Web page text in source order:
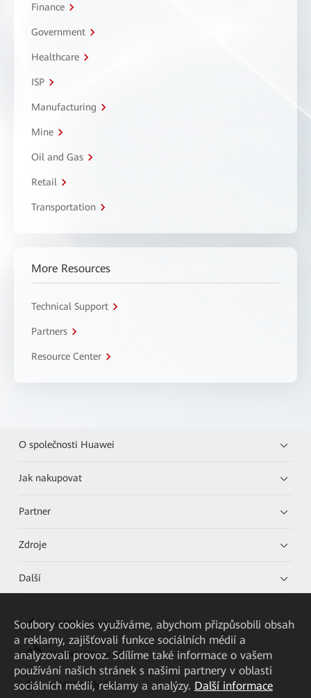
Finance
Government
Healthcare
ISP
Manufacturing
Mine
Oil and Gas
Retail
Transportation
More Resources
Technical Support
Partners
Resource Center
O společnosti Huawei
Jak nakupovat
Partner
Zdroje
Další
HUAWEI eKit App
Huawei HiKnow App
HUAWEI eFly App
Soubory cookies využíváme, abychom přizpůsobili obsah
a reklamy, zajišťovali funkce sociálních médií a
analyzovali provoz. Sdílíme také informace o vašem
používání našich stránek s našimi partnery v oblasti
sociálních médií, reklamy a analýzy. Další informace